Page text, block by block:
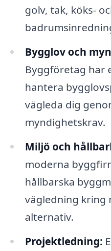
golv, tak, köks-
Bygglov och
Byggföretag har
hantera
vägleda dig
myndighetskrav.
Miljö och
moderna
hållbarska
vägledning kring
alternativ.
Projektledning: